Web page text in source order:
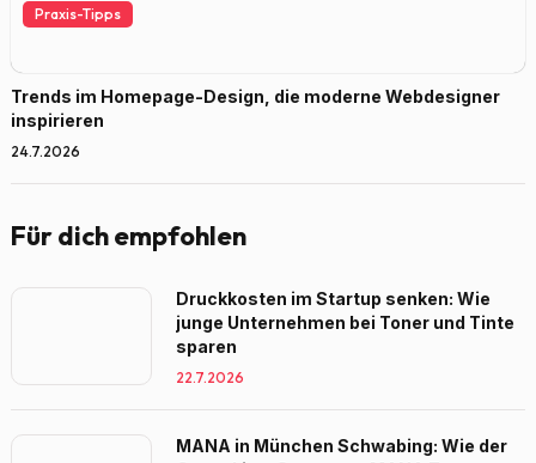
Praxis-Tipps
Trends im Homepage-Design, die moderne Webdesigner
inspirieren
24.7.2026
Für dich empfohlen
Druckkosten im Startup senken: Wie
junge Unternehmen bei Toner und Tinte
sparen
22.7.2026
MANA in München Schwabing: Wie der